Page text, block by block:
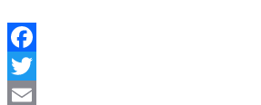
Facebook
Twitter